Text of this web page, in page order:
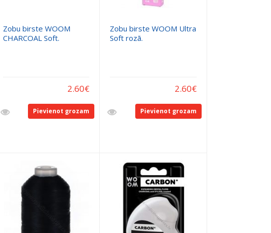
Zobu birste WOOM
CHARCOAL Soft.
2.60€
Pievienot grozam
Zobu birste WOOM Ultra
Soft rozā.
2.60€
Pievienot grozam